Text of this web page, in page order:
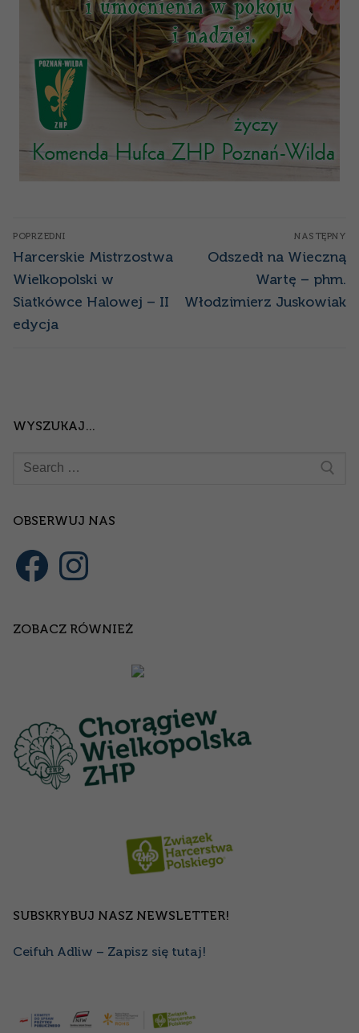
Nawigacja
wpisu
POPRZEDNI
Poprzedni
wpis:
Harcerskie Mistrzostwa
Wielkopolski w
Siatkówce Halowej – II
edycja
NASTĘPNY
Następny
Odszedł na Wieczną
Wartę – phm.
Włodzimierz Juskowiak
WYSZUKAJ…
Szukaj:
OBSERWUJ NAS
FacebookInstagram
ZOBACZ RÓWNIEŻ
SUBSKRYBUJ NASZ NEWSLETTER!
Ceifuh Adliw – Zapisz się tutaj!